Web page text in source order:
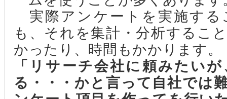
実際アンケートを実施する
も、それを集計・分析するこ
かったり、時間もかかります。
「リサーチ会社に頼みたい
る・・・かと言って自社では